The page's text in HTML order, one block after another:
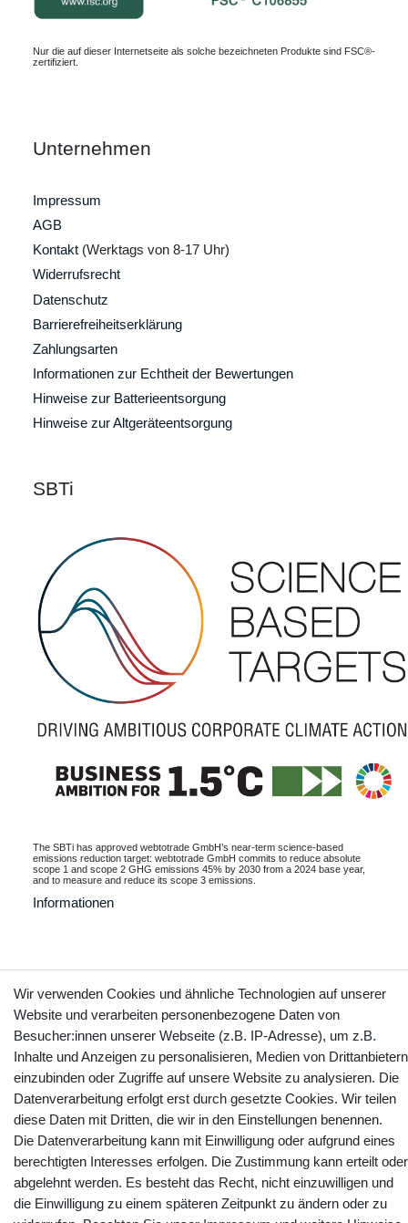
Nur die auf dieser Internetseite als solche bezeichneten Produkte sind FSC®-
zertifiziert.
Unternehmen
Impressum
AGB
Kontakt (Werktags von 8-17 Uhr)
Widerrufsrecht
Datenschutz
Barrierefreiheitserklärung
Zahlungsarten
Informationen zur Echtheit der Bewertungen
Hinweise zur Batterieentsorgung
Hinweise zur Altgeräteentsorgung
SBTi
The SBTi has approved webtotrade GmbH’s near-term science-based
emissions reduction target: webtotrade GmbH commits to reduce absolute
scope 1 and scope 2 GHG emissions 45% by 2030 from a 2024 base year,
and to measure and reduce its scope 3 emissions.
Informationen
Vertrag widerrufen
YouTube Facebook Instagram
Wir verwenden Cookies und ähnliche Technologien auf unserer
Website und verarbeiten personenbezogene Daten von
Besucher:innen unserer Webseite (z.B. IP-Adresse), um z.B.
Inhalte und Anzeigen zu personalisieren, Medien von Drittanbietern
einzubinden oder Zugriffe auf unsere Website zu analysieren. Die
Datenverarbeitung erfolgt erst durch gesetzte Cookies. Wir teilen
diese Daten mit Dritten, die wir in den Einstellungen benennen.
Die Datenverarbeitung kann mit Einwilligung oder aufgrund eines
berechtigten Interesses erfolgen. Die Zustimmung kann erteilt oder
abgelehnt werden. Es besteht das Recht, nicht einzuwilligen und
die Einwilligung zu einem späteren Zeitpunkt zu ändern oder zu